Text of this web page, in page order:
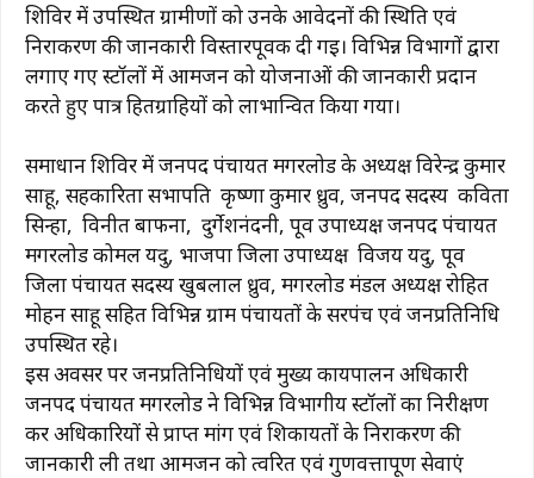
शिविर में उपस्थित ग्रामीणों को उनके आवेदनों की स्थिति एवं
निराकरण की जानकारी विस्तारपूर्वक दी गई। विभिन्न विभागों द्वारा
लगाए गए स्टॉलों में आमजन को योजनाओं की जानकारी प्रदान
करते हुए पात्र हितग्राहियों को लाभान्वित किया गया।
समाधान शिविर में जनपद पंचायत मगरलोड के अध्यक्ष विरेन्द्र कुमार
साहू, सहकारिता सभापति कृष्णा कुमार ध्रुव, जनपद सदस्य कविता
सिन्हा, विनीत बाफना, दुर्गेशनंदनी, पूर्व उपाध्यक्ष जनपद पंचायत
मगरलोड कोमल यदु, भाजपा जिला उपाध्यक्ष विजय यदु, पूर्व
जिला पंचायत सदस्य खुबलाल ध्रुव, मगरलोड मंडल अध्यक्ष रोहित
मोहन साहू सहित विभिन्न ग्राम पंचायतों के सरपंच एवं जनप्रतिनिधि
उपस्थित रहे।
इस अवसर पर जनप्रतिनिधियों एवं मुख्य कार्यपालन अधिकारी
जनपद पंचायत मगरलोड ने विभिन्न विभागीय स्टॉलों का निरीक्षण
कर अधिकारियों से प्राप्त मांग एवं शिकायतों के निराकरण की
जानकारी ली तथा आमजन को त्वरित एवं गुणवत्तापूर्ण सेवाएं